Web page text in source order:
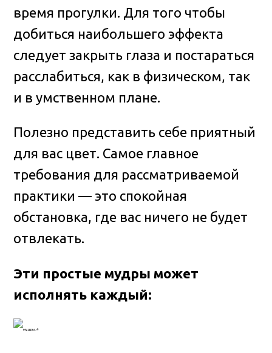
время прогулки. Для того чтобы
добиться наибольшего эффекта
следует закрыть глаза и постараться
расслабиться, как в физическом, так
и в умственном плане.
Полезно представить себе приятный
для вас цвет. Самое главное
требования для рассматриваемой
практики — это спокойная
обстановка, где вас ничего не будет
отвлекать.
Эти простые мудры может
исполнять каждый: